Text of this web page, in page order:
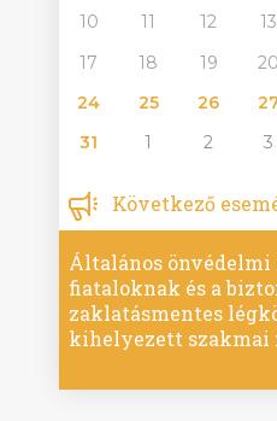
10 11 12 13
17
18 19 20
24
25 26
31
1 2 3
Következő
Általános önvédelmi
fiataloknak és a
zaklatásmentes
kihelyezett szakmai